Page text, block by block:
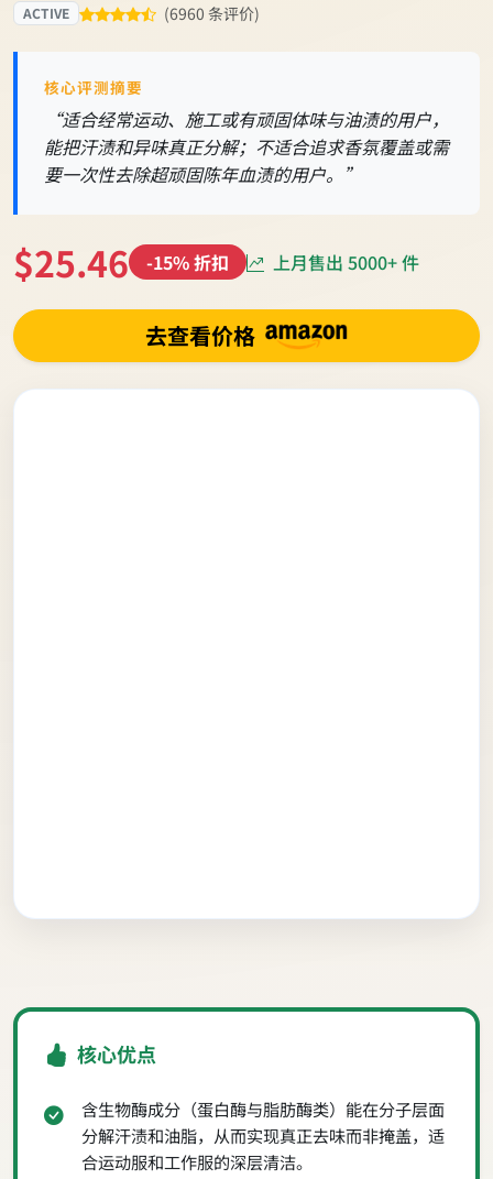
ACTIVE (6960 条评价)
核心评测摘要
“适合经常运动、施工或有顽固体味与油渍的用户，
能把汗渍和异味真正分解；不适合追求香氛覆盖或需
要一次性去除超顽固陈年血渍的用户。”
$25.46 -15% 折扣 上月售出 5000+ 件
去查看价格
核心优点
含生物酶成分（蛋白酶与脂肪酶类）能在分子层面
分解汗渍和油脂，从而实现真正去味而非掩盖，适
合运动服和工作服的深层清洁。